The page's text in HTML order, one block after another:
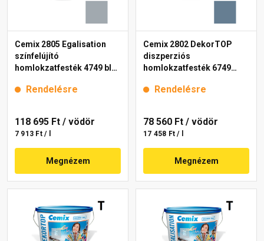
Cemix 2805 Egalisation
színfelújító
homlokzatfesték 4749 blue
Rendelésre
118 695 Ft / vödör
7 913 Ft / l
Megnézem
Cemix 2802 DekorTOP
diszperziós
homlokzatfesték 6749
Rendelésre
78 560 Ft / vödör
17 458 Ft / l
Megnézem